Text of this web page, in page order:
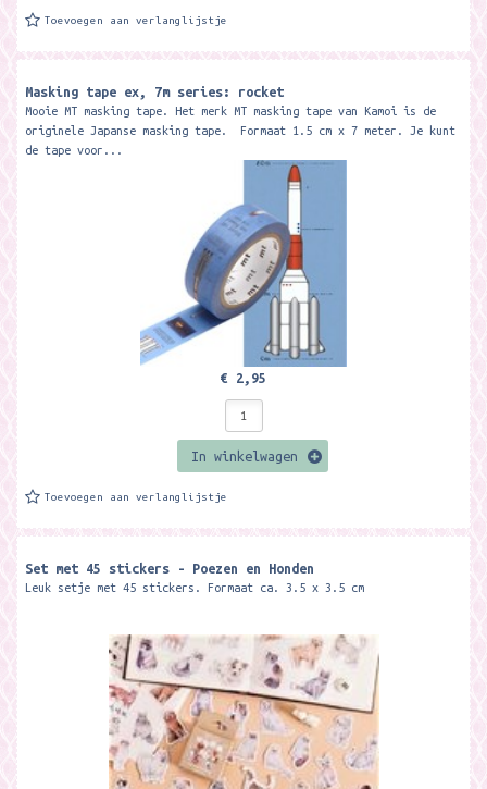
Toevoegen aan verlanglijstje
Masking tape ex, 7m series: rocket
Mooie MT masking tape. Het merk MT masking tape van Kamoi is de
originele Japanse masking tape. Formaat 1.5 cm x 7 meter. Je kunt
de tape voor...
€ 2,95
In winkelwagen
Toevoegen aan verlanglijstje
Set met 45 stickers - Poezen en Honden
Leuk setje met 45 stickers. Formaat ca. 3.5 x 3.5 cm